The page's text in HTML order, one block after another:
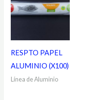
RESPTO PAPEL
ALUMINIO (X100)
Línea de Aluminio